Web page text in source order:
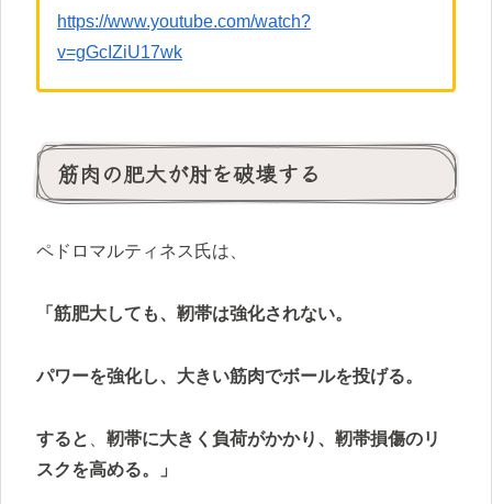
https://www.youtube.com/watch?
v=gGcIZiU17wk
筋肉の肥大が肘を破壊する
ペドロマルティネス氏は、
「筋肥大しても、靭帯は強化されない。
パワーを強化し、大きい筋肉でボールを投げる。
すると
靭帯に大きく負荷がかかり、靭帯損傷のリ
スクを高める。」